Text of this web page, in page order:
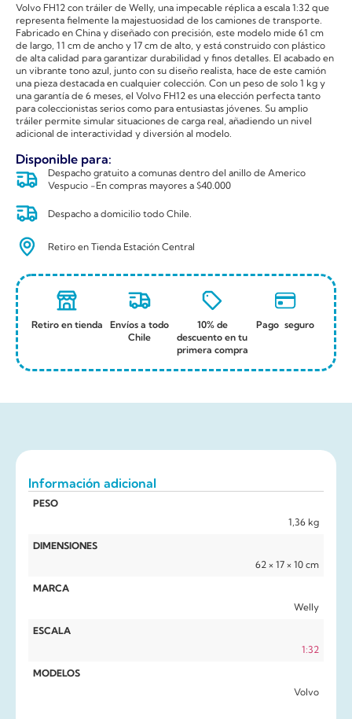
Volvo FH12 con tráiler de Welly, una impecable réplica a escala 1:32 que
representa fielmente la majestuosidad de los camiones de transporte.
Fabricado en China y diseñado con precisión, este modelo mide 61 cm
de largo, 11 cm de ancho y 17 cm de alto, y está construido con plástico
de alta calidad para garantizar durabilidad y finos detalles. El acabado en
un vibrante tono azul, junto con su diseño realista, hace de este camión
una pieza destacada en cualquier colección. Con un peso de solo 1 kg y
una garantía de 6 meses, el Volvo FH12 es una elección perfecta tanto
para coleccionistas serios como para entusiastas jóvenes. Su amplio
tráiler permite simular situaciones de carga real, añadiendo un nivel
adicional de interactividad y diversión al modelo.
Disponible para:
Despacho gratuito a comunas dentro del anillo de Americo
Vespucio -En compras mayores a $40.000
Despacho a domicilio todo Chile.
Retiro en Tienda Estación Central
Retiro en tienda
Envíos a todo
Chile
10% de
descuento en tu
primera compra
Pago seguro
Información adicional
PESO
1,36 kg
DIMENSIONES
62 × 17 × 10 cm
MARCA
Welly
ESCALA
1:32
MODELOS
Volvo